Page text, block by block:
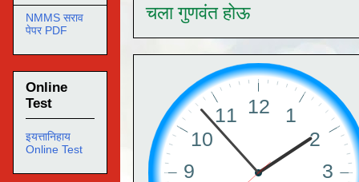
चला गुणवंत होऊ
NMMS सराव
पेपर PDF
Online
Test
इयत्तानिहाय
Online Test